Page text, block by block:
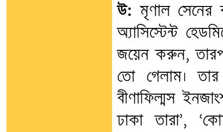
উ: মৃণাল সেনের
অ্যাসিস্টেন্ট
জয়েন করুন,
তো গেলাম।
বীণাফিল্মস
ঢাকা তারা’,